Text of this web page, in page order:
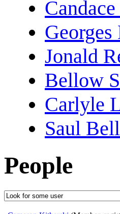
Jonald
Bellow
Carlyle
Saul
People